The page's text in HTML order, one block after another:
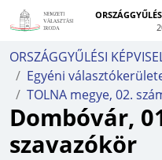
ORSZÁGGYŰLÉSI
Egyéni
TOLNA megye, 02.
Dombóvár,
szavazókör